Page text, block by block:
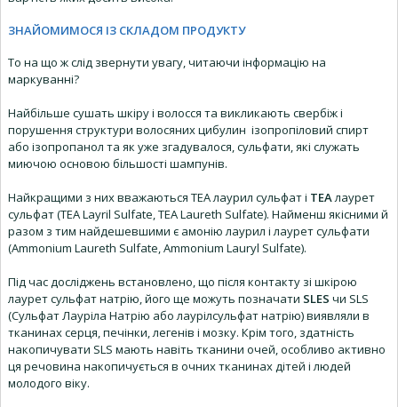
ЗНАЙОМИМОСЯ ІЗ СКЛАДОМ ПРОДУКТУ
То на що ж слід звернути увагу, читаючи інформацію на
маркуванні?
Найбільше сушать шкіру і волосся та викликають свербіж і
порушення структури волосяних цибулин ізопропіловий спирт
або ізопропанол та як уже згадувалося, сульфати, які служать
миючою основою більшості шампунів.
Найкращими з них вважаються ТЕА лаурил сульфат і ТЕАлаурет
сульфат (TEA Layril Sulfate, ТЕА Laureth Sulfate). Найменш якісними й
разом з тим найдешевшими є амонію лаурил і лаурет сульфати
(Ammonium Laureth Sulfate, Ammonium Lauryl Sulfate).
Під час досліджень встановлено, що після контакту зі шкірою
лаурет сульфат натрію, його ще можуть позначати SLES чи SLS
(Сульфат Лауріла Натрію або лаурілсульфат натрію) виявляли в
тканинах серця, печінки, легенів і мозку. Крім того, здатність
накопичувати SLS мають навіть тканини очей, особливо активно
ця речовина накопичується в очних тканинах дітей і людей
молодого віку.